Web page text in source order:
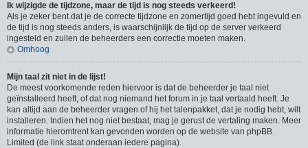
Ik wijzigde de tijdzone, maar de tijd is nog steeds verkeerd!
Als je zeker bent dat je de correcte tijdzone en zomertijd goed hebt ingevuld en
de tijd is nog steeds anders, is waarschijnlijk de tijd op de server verkeerd
ingesteld en zullen de beheerders een correctie moeten maken.
Omhoog
Mijn taal zit niet in de lijst!
De meest voorkomende reden hiervoor is dat de beheerder je taal niet
geïnstalleerd heeft, of dat nog niemand het forum in je taal vertaald heeft. Je
kan altijd aan de beheerder vragen of hij het talenpakket, dat je nodig hebt, wilt
installeren. Indien het nog niet bestaat, mag je gerust de vertaling maken. Meer
informatie hieromtrent kan gevonden worden op de website van phpBB
Limited (de link staat onderaan iedere pagina).